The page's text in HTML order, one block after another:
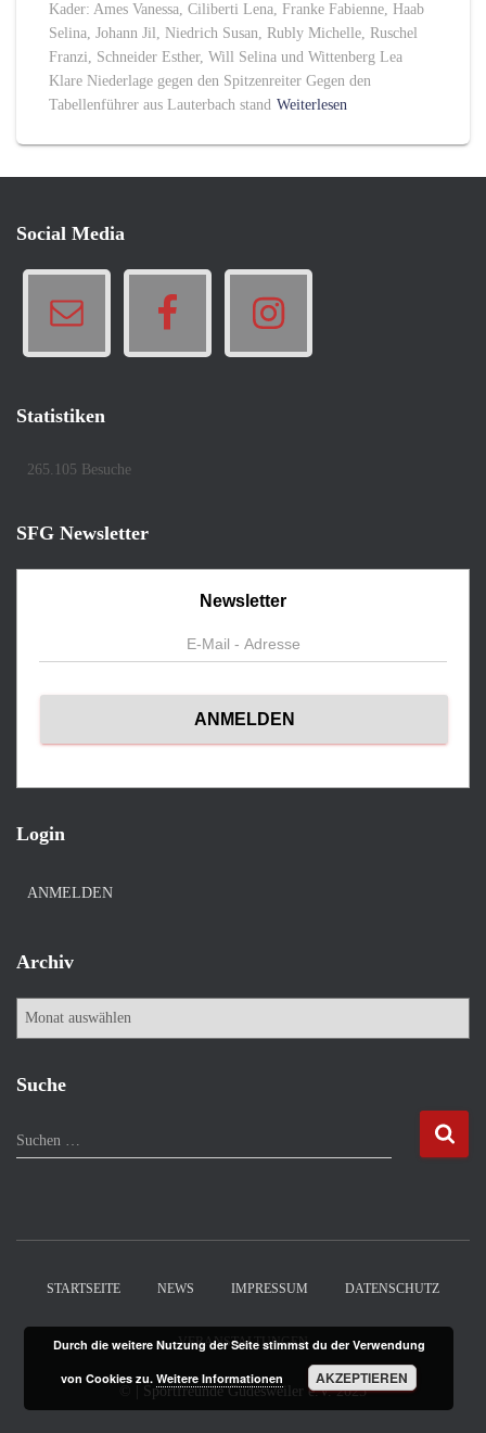
Kader: Ames Vanessa, Ciliberti Lena, Franke Fabienne, Haab
Selina, Johann Jil, Niedrich Susan, Rubly Michelle, Ruschel
Franzi, Schneider Esther, Will Selina und Wittenberg Lea
Klare Niederlage gegen den Spitzenreiter Gegen den
Tabellenführer aus Lauterbach stand Weiterlesen
Social Media
Statistiken
265.105 Besuche
SFG Newsletter
Newsletter
Login
ANMELDEN
Archiv
A
h
Suche
S
u
Suchen …
STARTSEITE NEWS IMPRESSUM DATENSCHUTZ
VERANSTALTUNGEN
| Sportfreunde Güdesweiler e.V.2025
Durch die weitere Nutzung der Seite stimmst du der Verwendung
von Cookies zu. Weitere Informationen AKZEPTIEREN